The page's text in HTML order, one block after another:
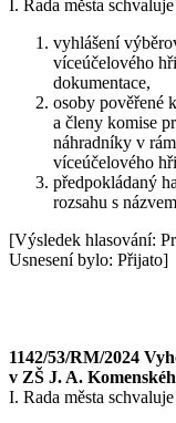
I. Rada města schvaluje
vyhlášení
víceúčelového
dokumentace,
osoby pověřené
a členy komise
náhradníky v
víceúčelového
předpokládaný
rozsahu s
[Výsledek hlasování:
Usnesení bylo: Přijato]
1142/53/RM/2024
v ZŠ J. A.
I. Rada města schvaluje